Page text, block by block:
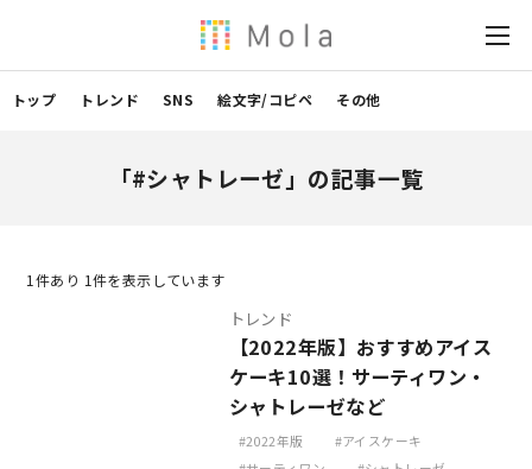
トップ トレンド SNS 絵文字/コピペ その他
「#シャトレーゼ」の記事一覧
1 件あり 1件を表示しています
トレンド
【2022年版】おすすめアイス
ケーキ10選！サーティワン・
シャトレーゼなど
2022年版
アイスケーキ